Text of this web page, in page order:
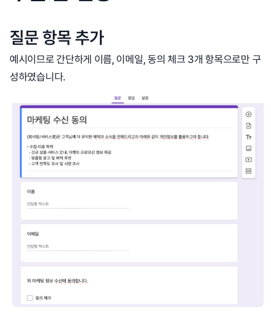
질문 항목 추가
예시이므로 간단하게 이름, 이메일, 동의 체크 3개 항목으로만 구
성하였습니다.